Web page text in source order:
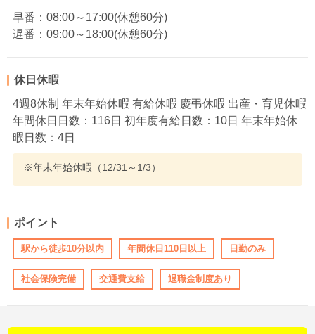
早番：08:00～17:00(休憩60分)
遅番：09:00～18:00(休憩60分)
休日休暇
4週8休制 年末年始休暇 有給休暇 慶弔休暇 出産・育児休暇
年間休日日数：116日 初年度有給日数：10日 年末年始休
暇日数：4日
※年末年始休暇（12/31～1/3）
ポイント
駅から徒歩10分以内 年間休日110日以上 日勤のみ
社会保険完備 交通費支給 退職金制度あり